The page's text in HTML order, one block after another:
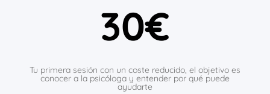
30€
Tu primera sesión con un coste reducido, el objetivo es
conocer a la psicóloga y entender por qué puede
ayudarte